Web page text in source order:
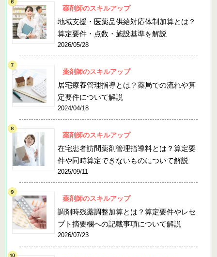
薬剤師のスキルアップ
地域支援・医薬品供給対応体制加算とは？
算定要件・点数・施設基準を解説
2026/05/28
薬剤師のスキルアップ
居宅療養管理指導とは？薬局での流れや算
定要件について解説
2024/04/18
薬剤師のスキルアップ
在宅患者訪問薬剤管理指導料とは？算定要
件や同時算定できないものについて解説
2025/09/11
薬剤師のスキルアップ
調剤時残薬調整加算とは？算定要件やレセ
プト摘要欄への記載事項について解説
2026/07/23